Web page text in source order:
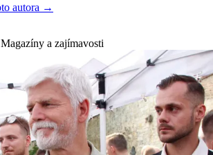
autora →
Magazíny a zajímavosti